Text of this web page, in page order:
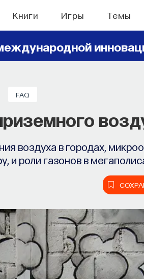
Книги Игры Темы
FAQ
воздуха в городах,
роли газонов в